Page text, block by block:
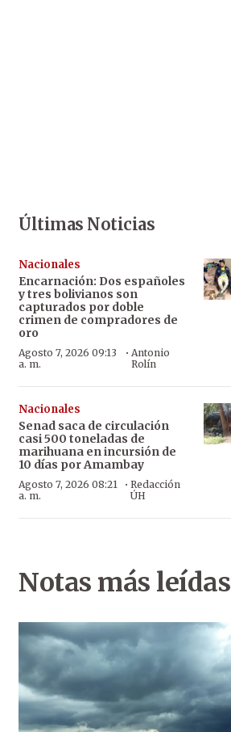
Últimas Noticias
Nacionales
Encarnación: Dos españoles
y tres bolivianos son
capturados por doble
crimen de compradores de
oro
Agosto 7, 2026 09:13
a. m.
·Antonio
Rolín
Nacionales
Senad saca de circulación
casi 500 toneladas de
marihuana en incursión de
10 días por Amambay
Agosto 7, 2026 08:21
a. m.
·Redacción
ÚH
Notas más leídas